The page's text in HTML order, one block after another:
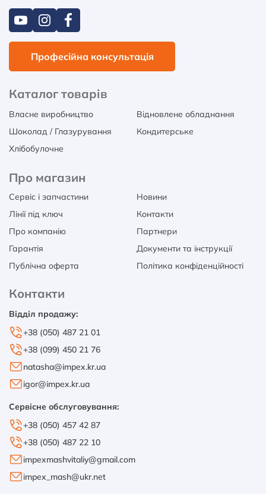
Професійна консультація
Каталог товарів
Власне виробництво
Відновлене обладнання
Шоколад / Глазурування
Кондитерське
Хлібобулочне
Про магазин
Сервіс і запчастини
Новини
Лінії під ключ
Контакти
Про компанію
Партнери
Гарантія
Документи та інструкції
Публічна оферта
Політика конфіденційності
Контакти
Відділ продажу:
+38 (050) 487 21 01
+38 (099) 450 21 76
natasha@impex.kr.ua
igor@impex.kr.ua
Сервісне обслуговування:
+38 (050) 457 42 87
+38 (050) 487 22 10
impexmashvitaliy@gmail.com
impex_mash@ukr.net